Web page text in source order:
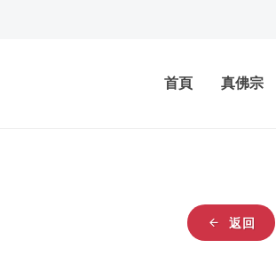
首頁 真佛宗
返回